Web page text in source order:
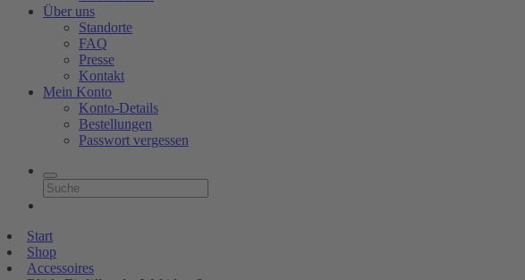
Über uns
Standorte
FAQ
Presse
Kontakt
Mein Konto
Konto-Details
Bestellungen
Passwort vergessen
Start
Shop
Accessoires